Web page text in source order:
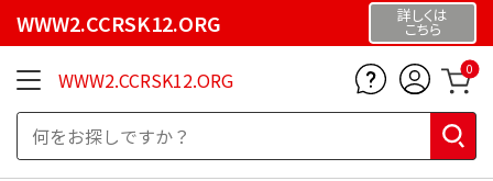
WWW2.CCRSK12.ORG 詳しくは
こちら
WWW2.CCRSK12.ORG 0